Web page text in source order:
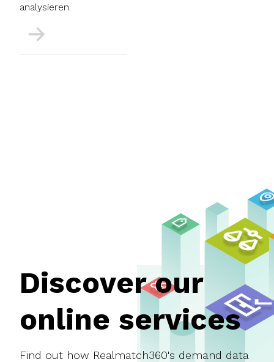
analysieren.
More
Discover our
online services
Find out how Realmatch360's demand data